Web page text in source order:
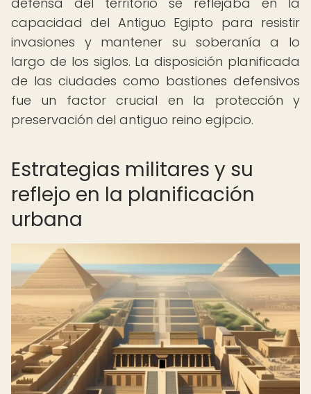
capacidad del Antiguo Egipto para resistir
invasiones y mantener su soberanía a lo
largo de los siglos. La disposición planificada
de las ciudades como bastiones defensivos
fue un factor crucial en la protección y
preservación del antiguo reino egipcio.
Estrategias militares y su
reflejo en la planificación
urbana